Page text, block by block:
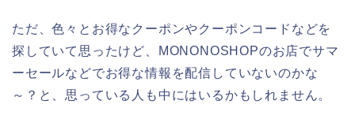
ただ、色々とお得なクーポンやクーポンコードなどを
探していて思ったけど、MONONOSHOPのお店でサマ
ーセールなどでお得な情報を配信していないのかな
～？と、思っている人も中にはいるかもしれません。